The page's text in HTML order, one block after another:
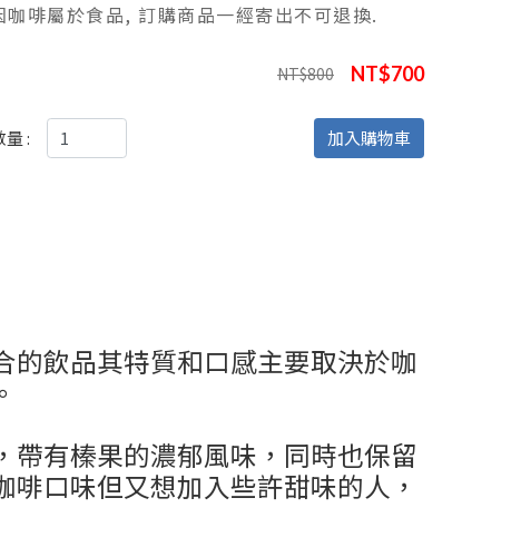
咖啡屬於食品, 訂購商品一經寄出不可退換.
NT$800 NT$700
量 : 加入購物車
飲品其特質和口感主要取決於咖
有榛果的濃郁風味，同時也保留
口味但又想加入些許甜味的人，